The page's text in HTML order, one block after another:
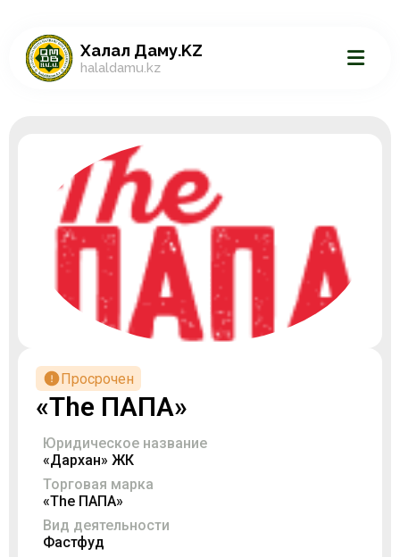
Халал Даму.KZ
halaldamu.kz
Просрочен
«The ПАПА»
Юридическое название
«Дархан» ЖК
Торговая марка
«The ПАПА»
Вид деятельности
Фастфуд